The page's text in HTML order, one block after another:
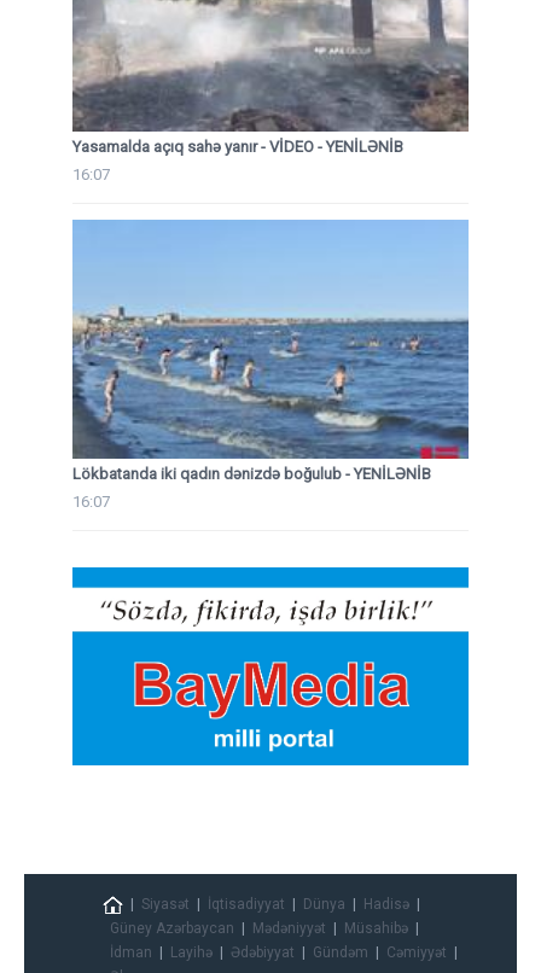
Yasamalda açıq sahə yanır - VİDEO - YENİLƏNİB
16:07
Lökbatanda iki qadın dənizdə boğulub - YENİLƏNİB
16:07
Siyasət İqtisadiyyat Dünya
Hadisə
Güney Azərbaycan
Mədəniyyət
Müsahibə
İdman
Layihə Ədəbiyyat Gündəm
Cəmiyyət